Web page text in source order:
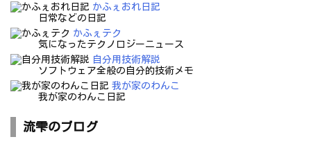
かふぇおれ日記
日常などの日記
かふぇテク
気になったテクノロジーニュース
自分用技術解説
ソフトウェア全般の自分的技術メモ
我が家のわんこ
我が家のわんこ日記
流雫のブログ